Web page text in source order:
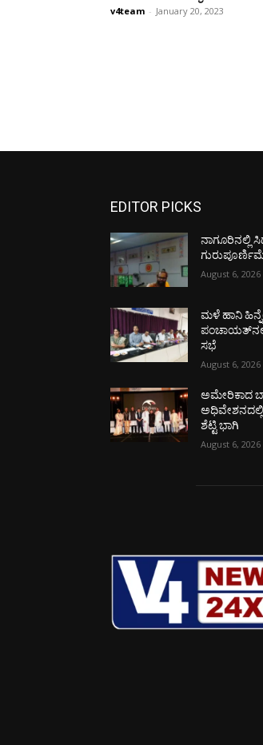
v4team - January 20, 2023
EDITOR PICKS
ನಾಗೂರಿನಲ್ಲಿ
August 6, 2026
ಮಳೆ ಹಾನಿ
ಸಭೆ
August 6, 2026
ಅಮೇರಿಕಾದ
ಅಧಿವೇಶನದಲ್ಲಿ
ಶೆಟ್ಟಿ ಭಾಗಿ
August 6, 2026